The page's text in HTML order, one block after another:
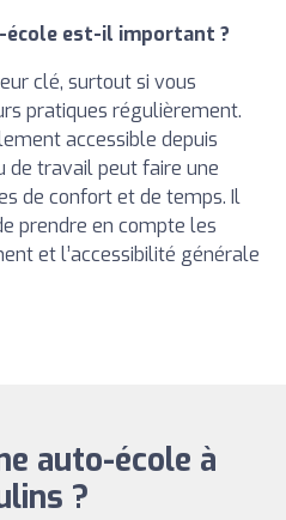
école est-il important ?
clé, surtout si vous
pratiques régulièrement.
accessible depuis
de travail peut faire une
de confort et de temps. Il
prendre en compte les
et l’accessibilité générale
auto-école à
?